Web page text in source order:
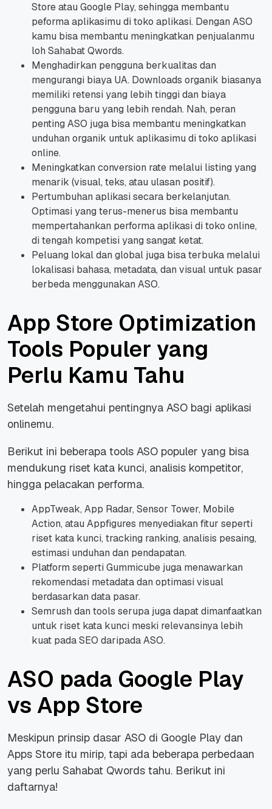
Store atau Google Play, sehingga membantu
peforma aplikasimu di toko aplikasi. Dengan ASO
kamu bisa membantu meningkatkan penjualanmu
loh Sahabat Qwords.
Menghadirkan pengguna berkualitas dan
mengurangi biaya UA. Downloads organik biasanya
memiliki retensi yang lebih tinggi dan biaya
pengguna baru yang lebih rendah. Nah, peran
penting ASO juga bisa membantu meningkatkan
unduhan organik untuk aplikasimu di toko aplikasi
online.
Meningkatkan conversion rate melalui listing yang
menarik (visual, teks, atau ulasan positif).
Pertumbuhan aplikasi secara berkelanjutan.
Optimasi yang terus-menerus bisa membantu
mempertahankan performa aplikasi di toko online,
di tengah kompetisi yang sangat ketat.
Peluang lokal dan global juga bisa terbuka melalui
lokalisasi bahasa, metadata, dan visual untuk pasar
berbeda menggunakan ASO.
App Store Optimization
Tools Populer yang
Perlu Kamu Tahu
Setelah mengetahui pentingnya ASO bagi aplikasi
onlinemu.
Berikut ini beberapa tools ASO populer yang bisa
mendukung riset kata kunci, analisis kompetitor,
hingga pelacakan performa.
AppTweak, App Radar, Sensor Tower, Mobile
Action, atau Appfigures menyediakan fitur seperti
riset kata kunci, tracking ranking, analisis pesaing,
estimasi unduhan dan pendapatan.
Platform seperti Gummicube juga menawarkan
rekomendasi metadata dan optimasi visual
berdasarkan data pasar.
Semrush dan tools serupa juga dapat dimanfaatkan
untuk riset kata kunci meski relevansinya lebih
kuat pada SEO daripada ASO.
ASO pada Google Play
vs App Store
Meskipun prinsip dasar ASO di Google Play dan
Apps Store itu mirip, tapi ada beberapa perbedaan
yang perlu Sahabat Qwords tahu. Berikut ini
daftarnya!